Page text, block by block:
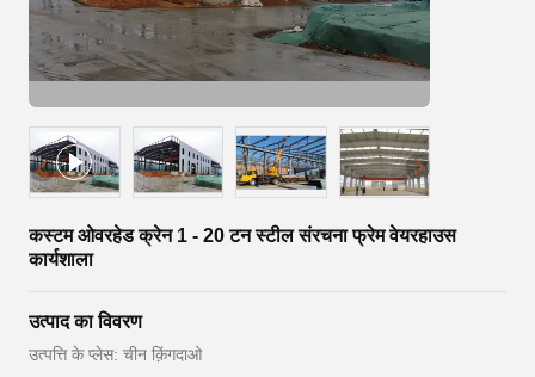
कस्टम ओवरहेड क्रेन 1 - 20 टन स्टील संरचना फ्रेम वेयरहाउस
कार्यशाला
उत्पाद का विवरण
उत्पत्ति के प्लेस: चीन क़िंगदाओ